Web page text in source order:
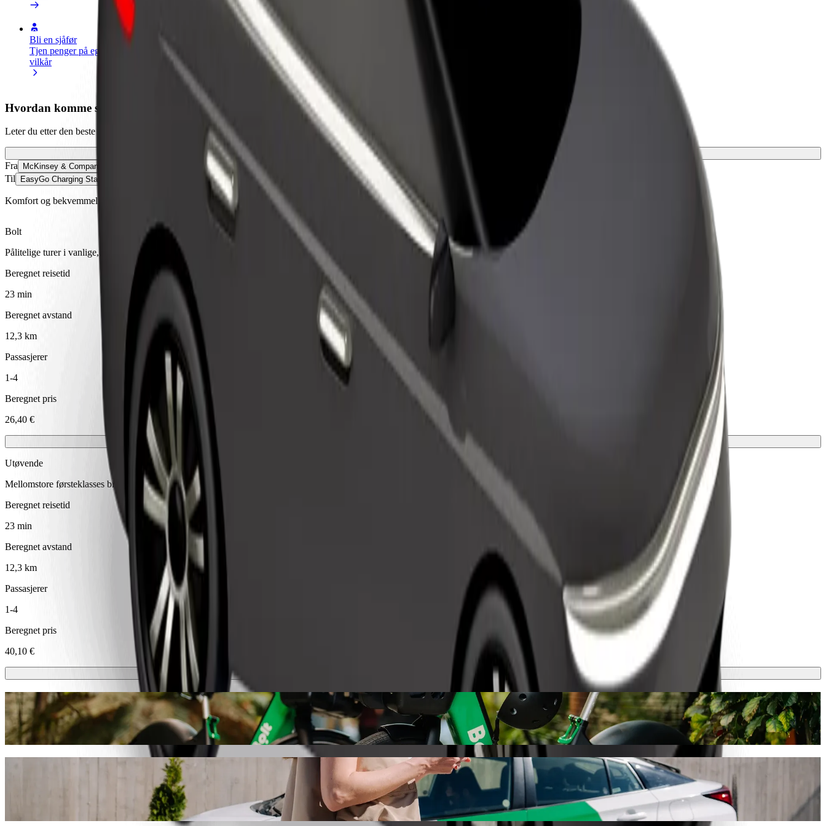
Bli en sjåfør
Tjen penger på egne
vilkår
Bli et leveringsbud
Lever mat og få betalt
Legg til en restaurant eller butikk
Nå ut til flere kunder og øk
inntjeningen
Bolt-produkter og tjenester oppskalert for
Hvordan komme seg fra McKinsey & Company til EasyGo Charging Stations
Leter du etter den beste måten å reise fra McKinsey & Company til EasyGo Charging Stations? Utforsk tjenestene våre og finn den perfekte turen.
Fra McKinsey & Company
Til EasyGo Charging Stations
Komfort og bekvemmelighet er bare noen trykk unna!
Bolt
Pålitelige turer i vanlige, mellomstore biler.
Beregnet reisetid
23 min
Beregnet avstand
12,3 km
Passasjerer
1-4
Beregnet pris
26,40 €
Utøvende
Mellomstore førsteklasses biler med eksklusivt utstyr
Beregnet reisetid
23 min
Beregnet avstand
12,3 km
Passasjerer
1-4
Beregnet pris
40,10 €
Sparkesykler eller el-sykler
Kom deg rundt i Dublin med sparkesykler eller el-sykler
Last ned Bolt-appen
Reis fra McKinsey & Company til EasyGo Charging Stations med Bolt samkjøring
Vi anbefaler at du velger Bolt samkjøring hvis du leter etter den beste prisen for å reise til EasyGo Charging Stations. Ved å bruke Bolt tar denne turen ca. 23 min og koster omtrent 26,40 € EUR. Uansett hva
som skjer finner vi det perfekte kjøretøyet til deg.